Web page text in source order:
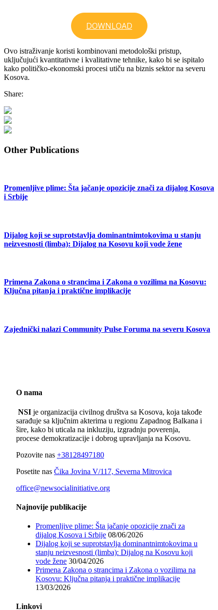
DOWNLOAD
Ovo istraživanje koristi kombinovani metodološki pristup,
uključujući kvantitativne i kvalitativne tehnike, kako bi se ispitalo
kako političko-ekonomski procesi utiču na biznis sektor na severu
Kosova.
Share:
Other Publications
Promenljive plime: Šta jačanje opozicije znači za dijalog Kosova
i Srbije
Dijalog koji se suprotstavlja dominantnimtokovima u stanju
neizvesnosti (limba): Dijalog na Kosovu koji vode žene
Primena Zakona o strancima i Zakona o vozilima na Kosovu:
Ključna pitanja i praktične implikacije
Zajednički nalazi Community Pulse Foruma na severu Kosova
O nama
NSI je organizacija civilnog društva sa Kosova, koja takođe
sarađuje sa ključnim akterima u regionu Zapadnog Balkana i
šire, kako bi uticala na inkluziju, izgradnju poverenja,
procese demokratizacije i dobrog upravljanja na Kosovu.
Pozovite nas +38128497180
Posetite nas Čika Jovina V/117, Severna Mitrovica
office@newsocialinitiative.org
Najnovije publikacije
Promenljive plime: Šta jačanje opozicije znači za
dijalog Kosova i Srbije 08/06/2026
Dijalog koji se suprotstavlja dominantnimtokovima u
stanju neizvesnosti (limba): Dijalog na Kosovu koji
vode žene 30/04/2026
Primena Zakona o strancima i Zakona o vozilima na
Kosovu: Ključna pitanja i praktične implikacije
13/03/2026
Linkovi